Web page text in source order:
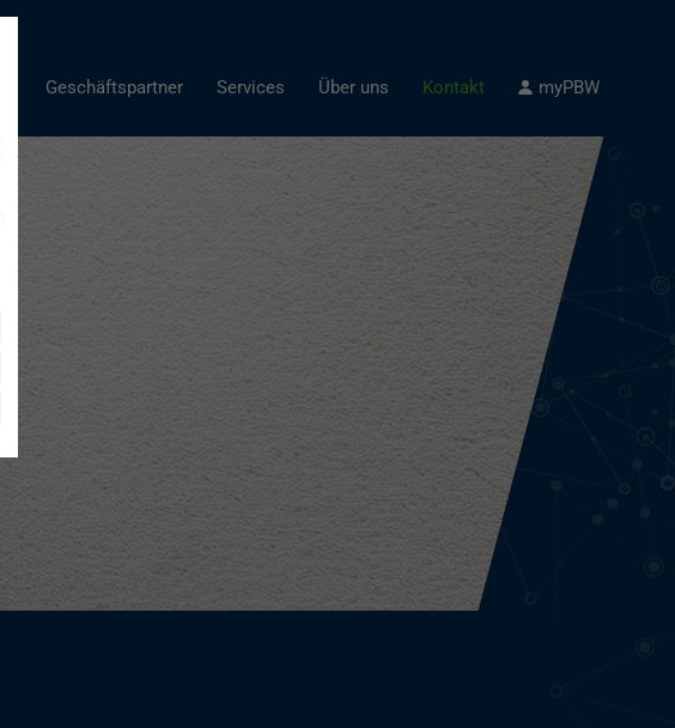
Geschäftspartner Services Über uns Kontakt myPBW